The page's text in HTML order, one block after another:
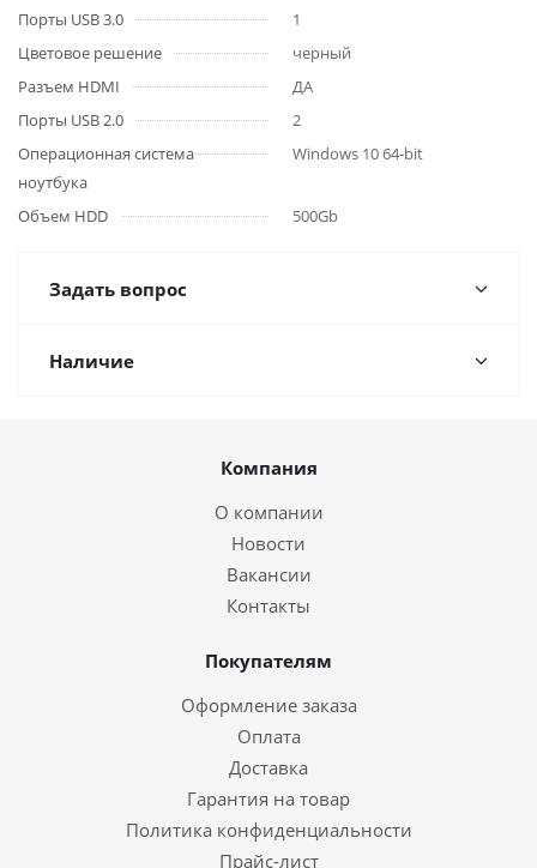
Порты USB 3.0
1
Цветовое решение
черный
Разъем HDMI
ДА
Порты USB 2.0
2
Операционная система
ноутбука
Windows 10 64-bit
Объем HDD 500Gb
Задать вопрос
Наличие
Компания
О компании
Новости
Вакансии
Контакты
Покупателям
Оформление заказа
Оплата
Доставка
Гарантия на товар
Политика конфиденциальности
Прайс-лист